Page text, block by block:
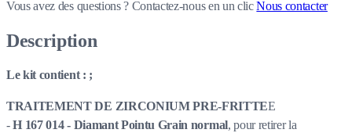
Vous avez des questions ? Contactez-nous en un clicNous contacter
Description
Le kit contient : ;
TRAITEMENT DE ZIRCONIUM PRE-FRITTEE
-H 167 014 - Diamant Pointu Grain normal, pour retirer la